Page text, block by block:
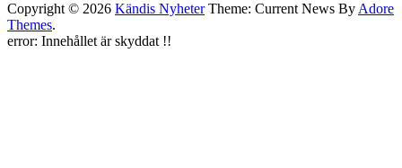
Copyright © 2026 Kändis NyheterTheme: Current News By Adore
Themes.
error: Innehållet är skyddat !!